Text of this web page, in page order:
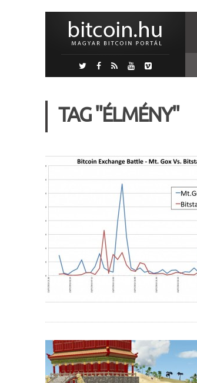
TAG "ÉLMÉNY"